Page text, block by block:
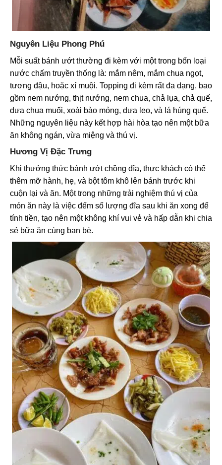
Nguyên Liệu Phong Phú
Mỗi suất bánh ướt thường đi kèm với một trong bốn loại
nước chấm truyền thống là: mắm nêm, mắm chua ngọt,
tương đậu, hoặc xí muội. Topping đi kèm rất đa dạng, bao
gồm nem nướng, thịt nướng, nem chua, chả lụa, chả quế,
dưa chua muối, xoài bào mỏng, dưa leo, và lá húng quế.
Những nguyên liệu này kết hợp hài hòa tạo nên một bữa
ăn không ngán, vừa miệng và thú vị.
Hương Vị Đặc Trưng
Khi thưởng thức bánh ướt chồng đĩa, thực khách có thể
thêm mỡ hành, hẹ, và bột tôm khô lên bánh trước khi
cuộn lại và ăn. Một trong những trải nghiệm thú vị của
món ăn này là việc đếm số lượng đĩa sau khi ăn xong để
tính tiền, tạo nên một không khí vui vẻ và hấp dẫn khi chia
sẻ bữa ăn cùng bạn bè.